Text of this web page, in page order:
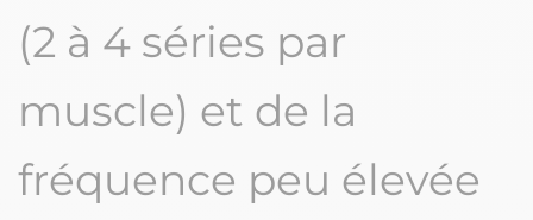
(2 à 4 séries par
muscle) et de la
fréquence peu élevée